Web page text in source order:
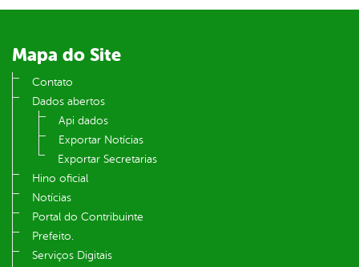
Mapa do Site
Contato
Dados abertos
Api dados
Exportar Notícias
Exportar Secretarias
Hino oficial
Notícias
Portal do Contribuinte
Prefeito.
Serviços Digitais